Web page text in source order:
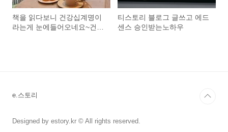
책을 읽다보니 건강십계명이
라는게 눈에들어오네요~건강
티스토리 블로그 글쓰고 에드
센스 승인받는노하우
e.스토리
Designed by estory.kr © All rights reserved.